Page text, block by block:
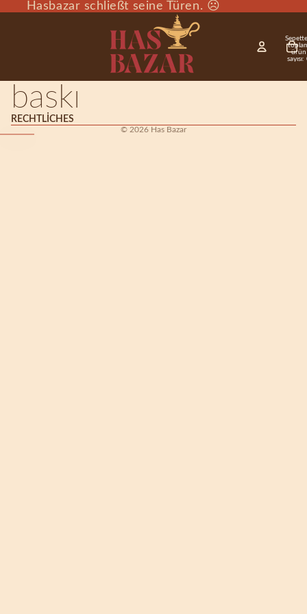
Hasbazar schließt seine Türen. ☹️
ürün
sayısı:
baskı
RECHTLICHES
© 2026 Has Bazar